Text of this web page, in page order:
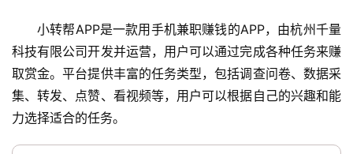
小转帮APP是一款用手机兼职赚钱的APP，由杭州千量
科技有限公司开发并运营，用户可以通过完成各种任务来赚
取赏金。平台提供丰富的任务类型，包括调查问卷、数据采
集、转发、点赞、看视频等，用户可以根据自己的兴趣和能
力选择适合的任务。